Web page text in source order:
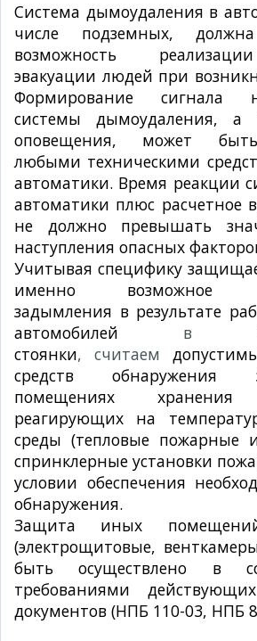
Система дымоудаления в
числе подземных, должна
возможность
эвакуации людей при
Формирование сигнала
системы дымоудаления, а
оповещения, может
любыми техническими
автоматики. Время реакции
автоматики плюс расчетное
не должно превышать
наступления опасных
Учитывая специфику
именно возможное
задымления в результате
автомобилей в
стоянки, считаем
средств обнаружения
помещениях хранения
реагирующих на
среды (тепловые пожарные
спринклерные установки
условии обеспечения
обнаружения.
Защита иных помещений
(электрощитовые,
быть осуществлено в
требованиями
документов (НПБ 110-03, НПБ